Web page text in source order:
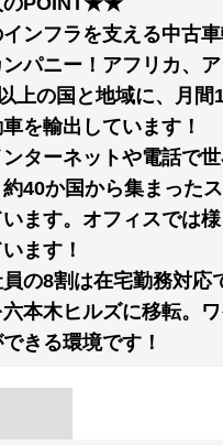
ンフラを支える中古
パニー！アフリカ、ア
上の国と地域に、月間
を輸出しています！
ターネットや電話で世
40か国から集まった
ます。オフィスでは
ます！
の8割は在宅勤務対応
本木ヒルズに移転。
きる環境です！